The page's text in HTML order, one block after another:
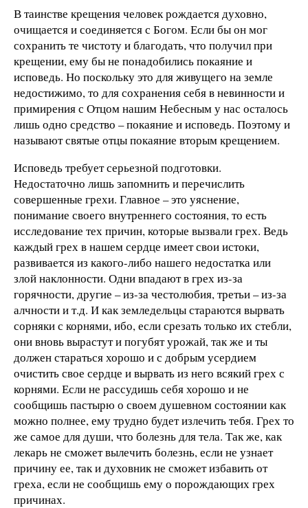
В таинстве крещения человек рождается духовно,
очищается и соединяется с Богом. Если бы он мог
сохранить те чистоту и благодать, что получил при
крещении, ему бы не понадобились покаяние и
исповедь. Но поскольку это для живущего на земле
недостижимо, то для сохранения себя в невинности и
примирения с Отцом нашим Небесным у нас осталось
лишь одно средство – покаяние и исповедь. Поэтому и
называют святые отцы покаяние вторым крещением.
Исповедь требует серьезной подготовки.
Недостаточно лишь запомнить и перечислить
совершенные грехи. Главное – это уяснение,
понимание своего внутреннего состояния, то есть
исследование тех причин, которые вызвали грех. Ведь
каждый грех в нашем сердце имеет свои истоки,
развивается из какого-либо нашего недостатка или
злой наклонности. Одни впадают в грех из-за
горячности, другие – из-за честолюбия, третьи – из-за
алчности и т.д. И как земледельцы стараются вырвать
сорняки с корнями, ибо, если срезать только их стебли,
они вновь вырастут и погубят урожай, так же и ты
должен стараться хорошо и с добрым усердием
очистить свое сердце и вырвать из него всякий грех с
корнями. Если не рассудишь себя хорошо и не
сообщишь пастырю о своем душевном состоянии как
можно полнее, ему трудно будет излечить тебя. Грех то
же самое для души, что болезнь для тела. Так же, как
лекарь не сможет вылечить болезнь, если не узнает
причину ее, так и духовник не сможет избавить от
греха, если не сообщишь ему о порождающих грех
причинах.